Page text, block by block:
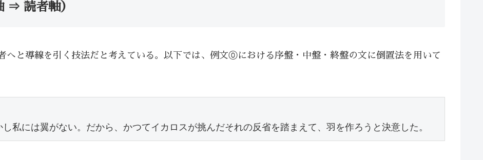
⇒ 読者軸）
へと導線を引く技法だと考えている。以下では、例文⓪における序盤・中盤・終盤の文に倒置法を用いて
私には翼がない。だから、かつてイカロスが挑んだそれの反省を踏まえて、羽を作ろうと決意した。